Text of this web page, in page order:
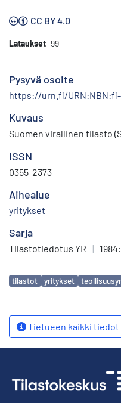
CC BY 4.0
Lataukset 99
Pysyvä osoite
https://urn.fi/URN:NBN:fi-
Kuvaus
Suomen virallinen tilasto
ISSN
0355-2373
Aihealue
yritykset
Sarja
Tilastotiedotus YR |
Avainsanat
tilastot yritykset
Tietueen kaikki tiedot